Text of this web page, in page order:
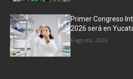
Primer Congreso
2026 será en
6 agosto, 2026